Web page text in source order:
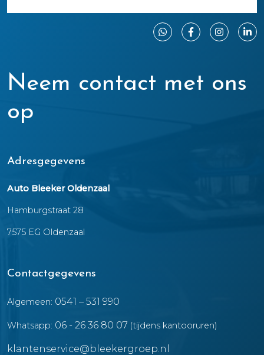
Neem contact met ons
op
Adresgegevens
Auto Bleeker Oldenzaal
Hamburgstraat 28
7575 EG Oldenzaal
Contactgegevens
Algemeen: 0541 – 531 990
Whatsapp: 06 - 26 36 80 07 (tijdens kantooruren)
klantenservice@bleekergroep.nl